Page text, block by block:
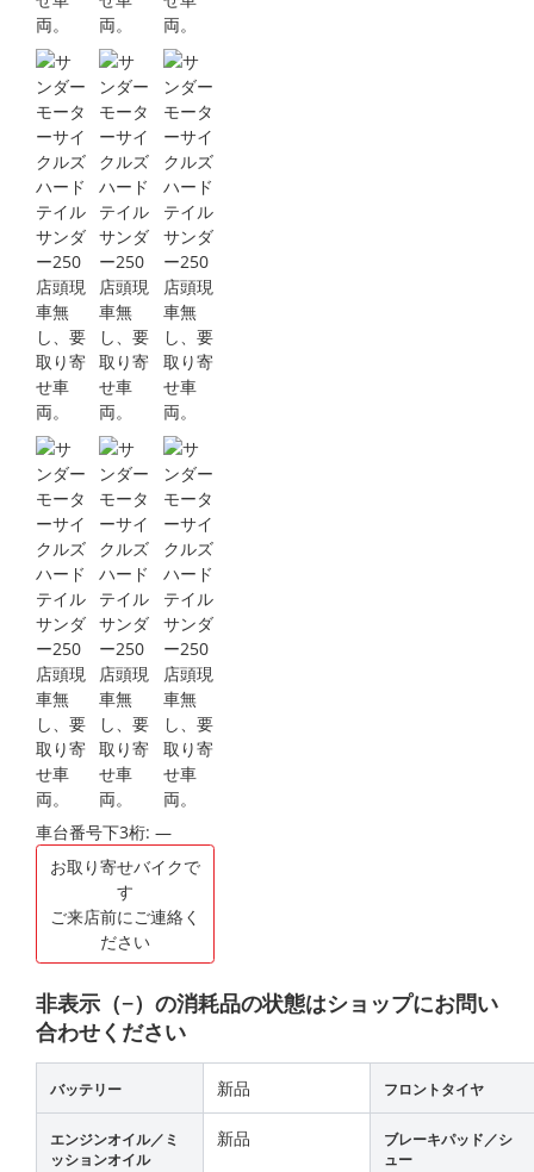
車台番号下3桁: ―
お取り寄せバイクで
す
ご来店前にご連絡く
ださい
非表示（−）の消耗品の状態はショップにお問い
合わせください
バッテリー 新品 フロントタイヤ
エンジンオイル／ミ
ッションオイル
新品
ブレーキパッド／シ
ュー